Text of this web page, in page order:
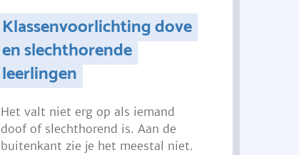
Klassenvoorlichting dove
en slechthorende
leerlingen
Het valt niet erg op als iemand
doof of slechthorend is. Aan de
buitenkant zie je het meestal niet.